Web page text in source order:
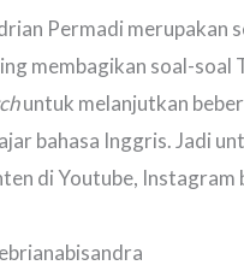
Permadi merupakan
membagikan soal-soal
untuk melanjutkan
bahasa Inggris. Jadi
di Youtube, Instagram